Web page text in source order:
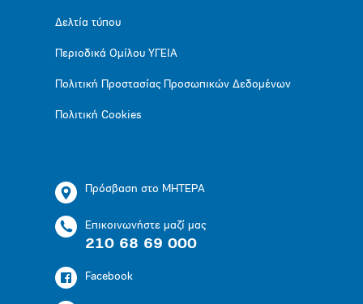
Δελτία τύπου
Περιοδικά Ομίλου ΥΓΕΙΑ
Πολιτική Προστασίας Προσωπικών Δεδομένων
Πολιτική Cookies
Πρόσβαση στο ΜΗΤΕΡΑ
Επικοινωνήστε μαζί μας
210 68 69 000
Facebook